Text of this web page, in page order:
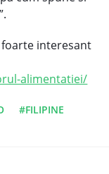
interesant
alimentatiei/
#FILIPINE